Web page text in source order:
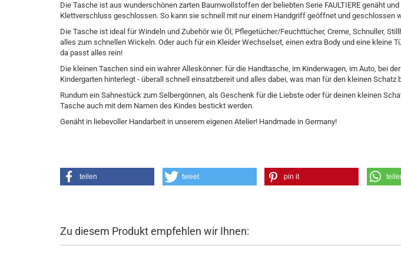
Die Tasche ist aus wunderschönen zarten Baumwollstoffen der beliebten Serie FAULTIERE genäht
Klettverschluss geschlossen. So kann sie schnell mit nur einem Handgriff geöffnet und geschlossen
Die Tasche ist ideal für Windeln und Zubehör wie Öl, Pflegetücher/Feuchttücher, Creme, Schnuller,
alles zum schnellen Wickeln. Oder auch für ein Kleider Wechselset, einen extra Body und eine kleine
da passt alles rein!
Die kleinen Taschen sind ein wahrer Alleskönner: für die Handtasche, im Kinderwagen, im Auto, bei
Kindergarten hinterlegt - überall schnell einsatzbereit und alles dabei, was man für den kleinen Schatz
Rundum ein Sahnestück zum Selbergönnen, als Geschenk für die Liebste oder für deinen kleinen
Tasche auch mit dem Namen des Kindes bestickt werden.
Genäht in liebevoller Handarbeit in unserem eigenen Atelier! Handmade in Germany!
teilen tweet pin it
Zu diesem Produkt empfehlen wir Ihnen: